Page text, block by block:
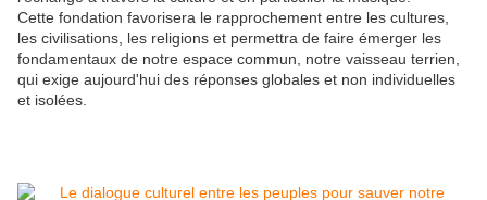
Cette fondation favorisera le rapprochement entre les cultures,
les civilisations, les religions et permettra de faire émerger les
fondamentaux de notre espace commun, notre vaisseau terrien,
qui exige aujourd'hui des réponses globales et non individuelles
et isolées.